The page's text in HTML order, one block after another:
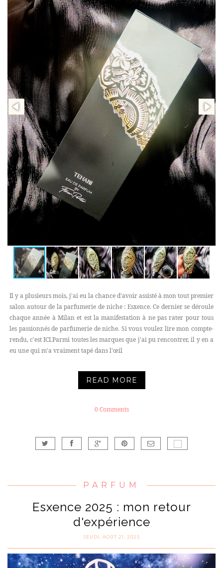
Il y a plusieurs mois, j'ai eu la chance d'avoir assisté à mon tout premier
salon autour de la parfumerie de niche : Esxence. Ce dernier se déroule
chaque année à Milan et est la manifestation à ne pas rater pour tous
les passionnés de parfumerie de niche. Si vous voulez lire mon compte-
rendu, c'est ICI.Parmi toutes les marques que j'ai pu rencontrer, il y en a
eu une qui m'a vraiment tapé dans l'œil
READ MORE
0 Comments
PARFUM
Esxence 2025 : mon retour
d'expérience
JEUDI, AOÛT 21, 2025